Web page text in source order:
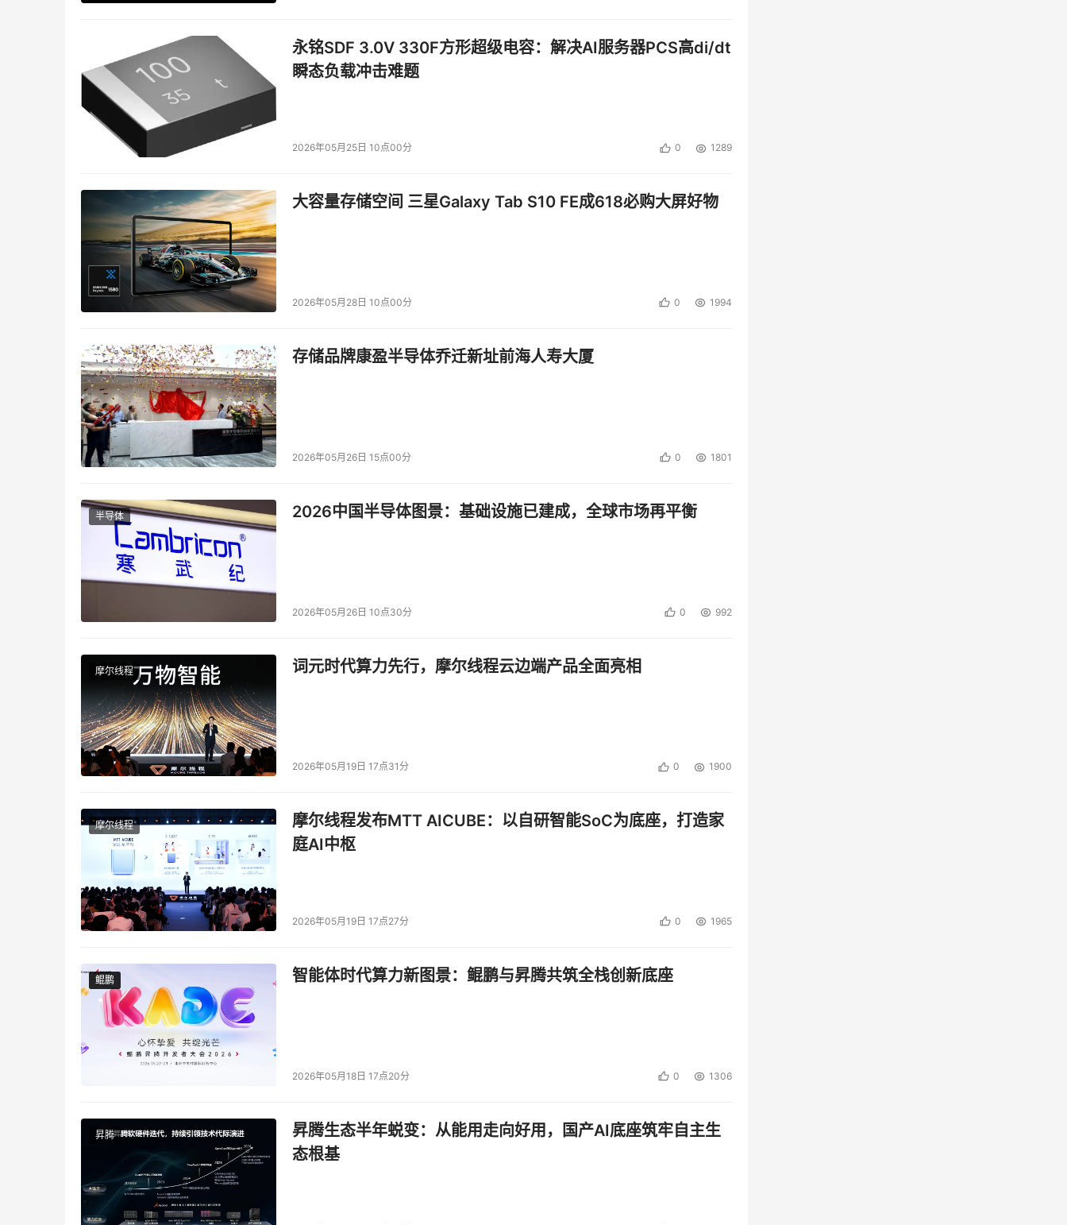
永铭SDF 3.0V 330F方形超级电容：解决AI服务器PCS高di/dt
瞬态负载冲击难题
2026年05月25日 10点00分 0 1289
大容量存储空间 三星Galaxy Tab S10 FE成618必购大屏好物
2026年05月28日 10点00分 0 1994
存储品牌康盈半导体乔迁新址前海人寿大厦
2026年05月26日 15点00分 0 1801
半导体 2026中国半导体图景：基础设施已建成，全球市场再平衡
2026年05月26日 10点30分 0 992
摩尔线程 词元时代算力先行，摩尔线程云边端产品全面亮相
2026年05月19日 17点31分 0 1900
摩尔线程
摩尔线程发布MTT AICUBE：以自研智能SoC为底座，打造家
庭AI中枢
2026年05月19日 17点27分 0 1965
鲲鹏
鲲鹏 智能体时代算力新图景：鲲鹏与昇腾共筑全栈创新底座
2026年05月18日 17点20分 0 1306
昇腾
昇腾生态半年蜕变：从能用走向好用，国产AI底座筑牢自主生
态根基